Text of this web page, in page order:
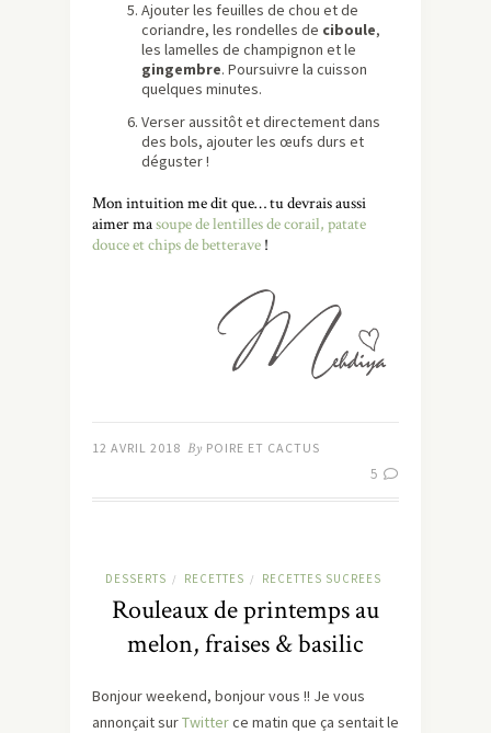
Ajouter les feuilles de chou et de
coriandre, les rondelles de ciboule,
les lamelles de champignon et le
gingembre. Poursuivre la cuisson
quelques minutes.
Verser aussitôt et directement dans
des bols, ajouter les œufs durs et
déguster !
Mon intuition me dit que… tu devrais aussi
aimer masoupe de lentilles de corail, patate
douce et chips de betterave !
12 AVRIL 2018 By POIRE ET CACTUS
5
DESSERTS / RECETTES / RECETTES SUCREES
Rouleaux de printemps au
melon, fraises & basilic
Bonjour weekend, bonjour vous !! Je vous
annonçait surTwitterce matin que ça sentait le